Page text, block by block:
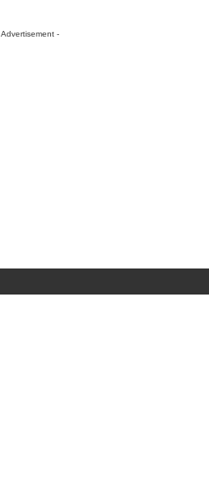
Advertisement -